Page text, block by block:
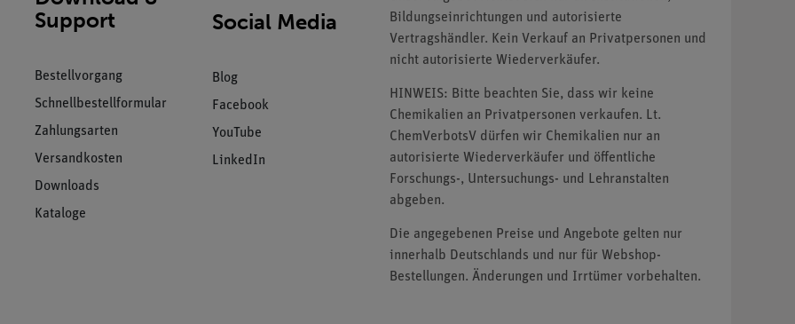
Support
Bestellvorgang
Schnellbestellformular
Zahlungsarten
Versandkosten
Downloads
Kataloge
Social Media
Blog
Facebook
YouTube
LinkedIn
Bildungseinrichtungen und autorisierte
Vertragshändler. Kein Verkauf an Privatpersonen und
nicht autorisierte Wiederverkäufer.
HINWEIS: Bitte beachten Sie, dass wir keine
Chemikalien an Privatpersonen verkaufen. Lt.
ChemVerbotsV dürfen wir Chemikalien nur an
autorisierte Wiederverkäufer und öffentliche
Forschungs-, Untersuchungs- und Lehranstalten
abgeben.
Die angegebenen Preise und Angebote gelten nur
innerhalb Deutschlands und nur für Webshop-
Bestellungen. Änderungen und Irrtümer vorbehalten.